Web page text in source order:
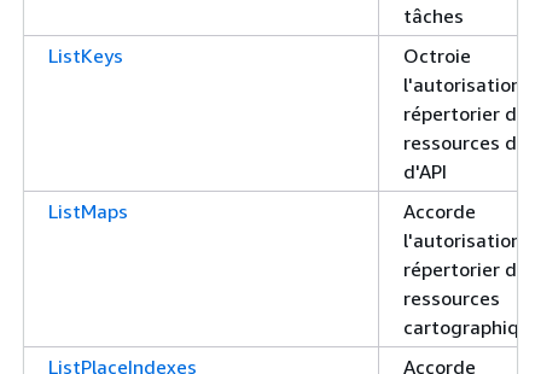
tâches
ListKeys
Octroie
l'autorisation
répertorier des
ressources de
d'API
ListMaps
Accorde
l'autorisation
répertorier des
ressources
ListPlaceIndexes
Accorde